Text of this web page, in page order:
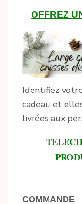
OFFREZ
Identifiez
cadeau et
livrées aux
COMMANDE